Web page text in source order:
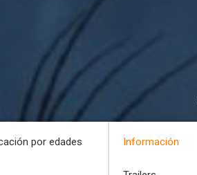
por edades Información